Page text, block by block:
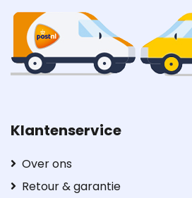
Klantenservice
Over ons
Retour & garantie